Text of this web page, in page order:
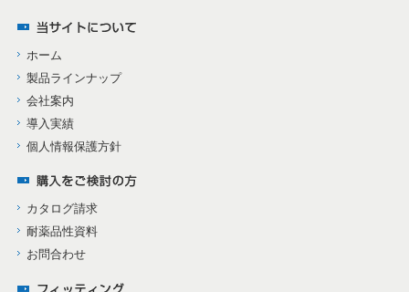
ホーム
製品ラインナップ
会社案内
導入実績
個人情報保護方針
カタログ請求
耐薬品性資料
お問合わせ